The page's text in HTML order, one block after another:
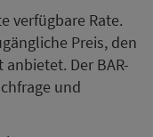
verfügbare Rate.
Preis, den
Der BAR-
und